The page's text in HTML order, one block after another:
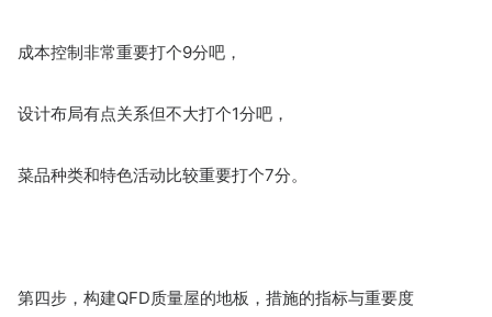
成本控制非常重要打个9分吧，
设计布局有点关系但不大打个1分吧，
菜品种类和特色活动比较重要打个7分。
第四步，构建QFD质量屋的地板，措施的指标与重要度